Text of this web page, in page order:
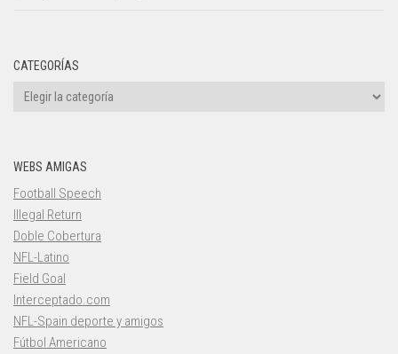
CATEGORÍAS
Categorías
WEBS AMIGAS
Football Speech
Illegal Return
Doble Cobertura
NFL-Latino
Field Goal
Interceptado.com
NFL-Spain deporte y amigos
Fútbol Americano